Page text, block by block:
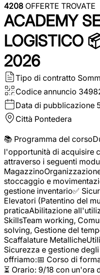
4208 OFFERTE TROVATE
ACADEMY
LOGISTICO
2026
Tipo di contratto
Codice annuncio
Data di pubblicazione
Città Pontedera
📚 Programma del
l'opportunità di acquisire
attraverso i seguenti
stoccaggio e
gestione inventario✅
Elevatori (Patentino del
praticaAbilitazione
SkillsTeam working,
solving, Gestione del
Scaffalature
Sicurezza e gestione
offriamo:📅 Corso di
⏳ Orario: 9/18 con un'ora